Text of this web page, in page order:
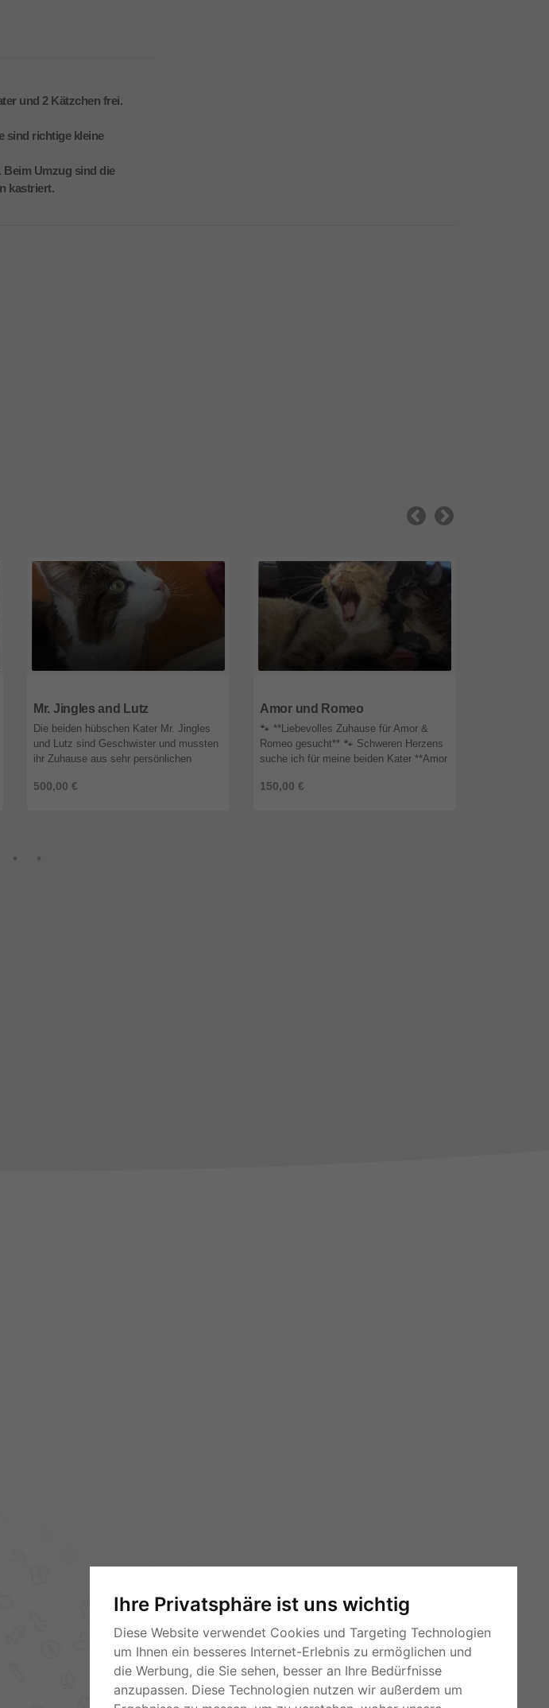
Ihre Privatsphäre ist uns wichtig
Diese Website verwendet Cookies und Targeting Technologien
um Ihnen ein besseres Internet-Erlebnis zu ermöglichen und
die Werbung, die Sie sehen, besser an Ihre Bedürfnisse
anzupassen. Diese Technologien nutzen wir außerdem um
und 2 Kätzchen frei.
sind richtige kleine
Beim Umzug sind die
kastriert.
Mr. Jingles and Lutz
500,00 €
Die beiden hübschen Kater Mr. Jingles
und Lutz sind Geschwister und mussten
ihr Zuhause aus sehr persönlichen
Abschiedsschmerz von ihren „Buben ...
Amor und Romeo
150,00 €
🐾 **Liebevolles Zuhause für Amor &
Romeo gesucht** 🐾 Schweren Herzens
suche ich für meine beiden Kater **Amor
beiden sind **9 Jahre alt**, Brüde ...